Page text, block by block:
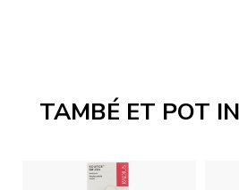
TAMBÉ ET POT